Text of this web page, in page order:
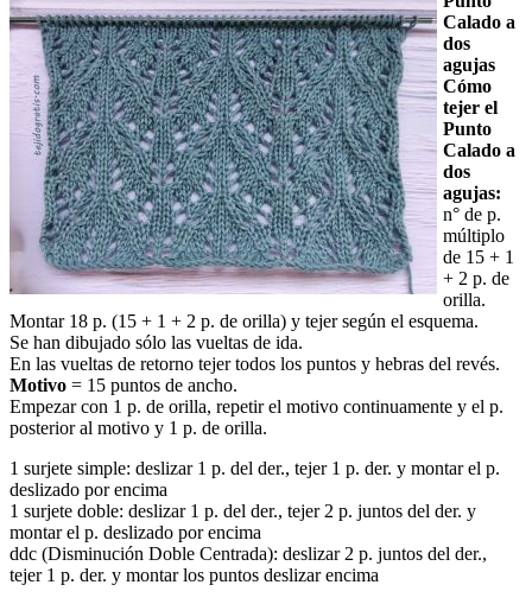
Calado a
dos
agujas
Cómo
tejer el
Punto
Calado a
dos
agujas:
n° de p.
múltiplo
de 15 + 1
+ 2 p. de
orilla.
Montar 18 p. (15 + 1 + 2 p. de orilla) y tejer según el esquema.
Se han dibujado sólo las vueltas de ida.
En las vueltas de retorno tejer todos los puntos y hebras del revés.
Motivo = 15 puntos de ancho.
Empezar con 1 p. de orilla, repetir el motivo continuamente y el p.
posterior al motivo y 1 p. de orilla.
1 surjete simple: deslizar 1 p. del der., tejer 1 p. der. y montar el p.
deslizado por encima
1 surjete doble: deslizar 1 p. del der., tejer 2 p. juntos del der. y
montar el p. deslizado por encima
ddc (Disminución Doble Centrada): deslizar 2 p. juntos del der.,
tejer 1 p. der. y montar los puntos deslizar encima